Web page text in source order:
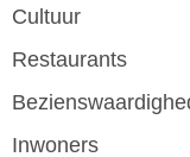
Cultuur
Restaurants
Inwoners